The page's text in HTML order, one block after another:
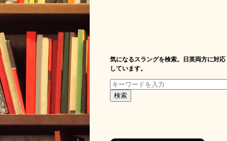
気になるスラングを検索。日英両方に対応
しています。